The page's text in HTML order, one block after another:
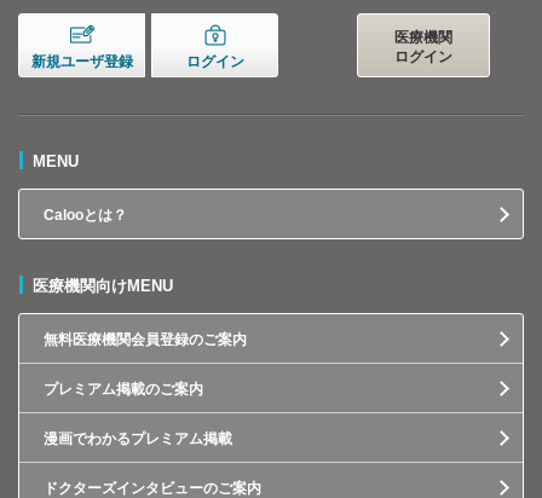
新規ユーザ登録 ログイン
医療機関
ログイン
MENU
Calooとは？
医療機関向けMENU
無料医療機関会員登録のご案内
プレミアム掲載のご案内
漫画でわかるプレミアム掲載
ドクターズインタビューのご案内